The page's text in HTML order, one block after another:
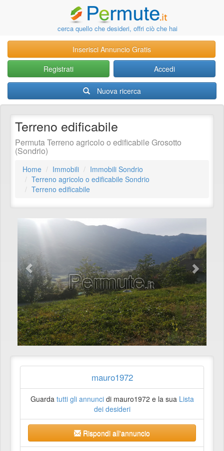
cerca quello che desideri, offri ciò che hai
Inserisci Annuncio Gratis
Registrati
Accedi
Nuova ricerca
Terreno edificabile
Permuta Terreno agricolo o edificabile Grosotto
(Sondrio)
Home Immobili
Immobili Sondrio
Terreno agricolo o edificabile Sondrio
Terreno edificabile
mauro1972
Guarda tutti gli annuncidi mauro1972 e la sua Lista
dei desideri
Rispondi all'annuncio